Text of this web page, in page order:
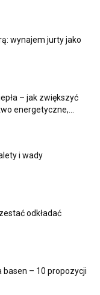
wynajem jurty jako
– jak zwiększyć
energetyczne,...
i wady
odkładać
basen – 10 propozycji